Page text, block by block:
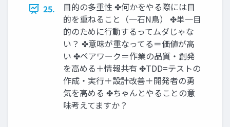
25.
目的の多重性 ✤何かをやる際には目
的を重ねること（一石N鳥） ✤単一目
的のために行動するってムダじゃな
い？ ✤意味が重なってる＝価値が高
い ✤ペアワーク＝作業の品質・創発
を高める＋情報共有 ✤TDD=テストの
作成・実行＋設計改善＋開発者の勇
気を高める ✤ちゃんとやることの意
味考えてますか？